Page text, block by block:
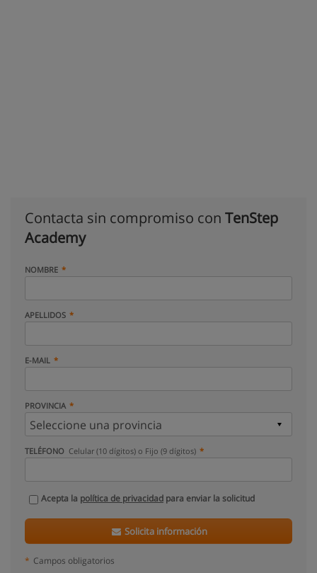
Contacta sin compromiso con TenStep
Academy
NOMBRE
APELLIDOS
E-MAIL
PROVINCIA
TELÉFONO Celular (10 dígitos) o Fijo (9 dígitos)
Acepta la política de privacidad para enviar la solicitud
Solicita información
* Campos obligatorios